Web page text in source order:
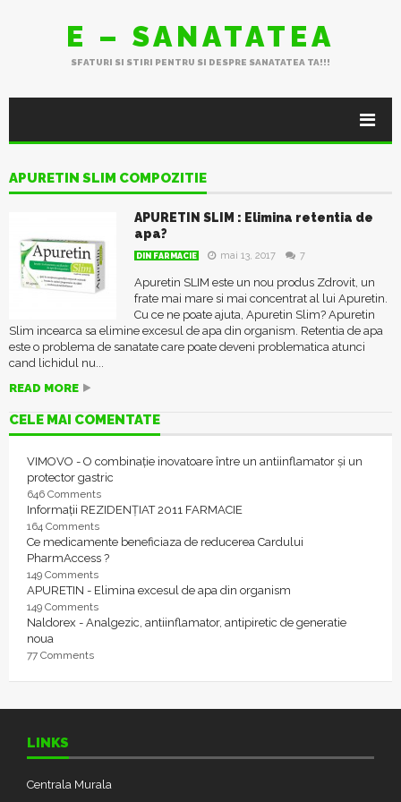
E – SANATATEA
SFATURI SI STIRI PENTRU SI DESPRE SANATATEA TA!!!
APURETIN SLIM COMPOZITIE
APURETIN SLIM : Elimina retentia de
apa?
DIN FARMACIE mai 13, 2017 7
Apuretin SLIM este un nou produs Zdrovit, un
frate mai mare si mai concentrat al lui Apuretin.
Cu ce ne poate ajuta, Apuretin Slim? Apuretin
Slim incearca sa elimine excesul de apa din organism. Retentia de apa
este o problema de sanatate care poate deveni problematica atunci
cand lichidul nu...
READ MORE
CELE MAI COMENTATE
VIMOVO - O combinație inovatoare între un antiinflamator și un
protector gastric
646 Comments
Informații REZIDENȚIAT 2011 FARMACIE
164 Comments
Ce medicamente beneficiaza de reducerea Cardului
PharmAccess ?
149 Comments
APURETIN - Elimina excesul de apa din organism
149 Comments
Naldorex - Analgezic, antiinflamator, antipiretic de generatie
noua
77 Comments
LINKS
Centrala Murala